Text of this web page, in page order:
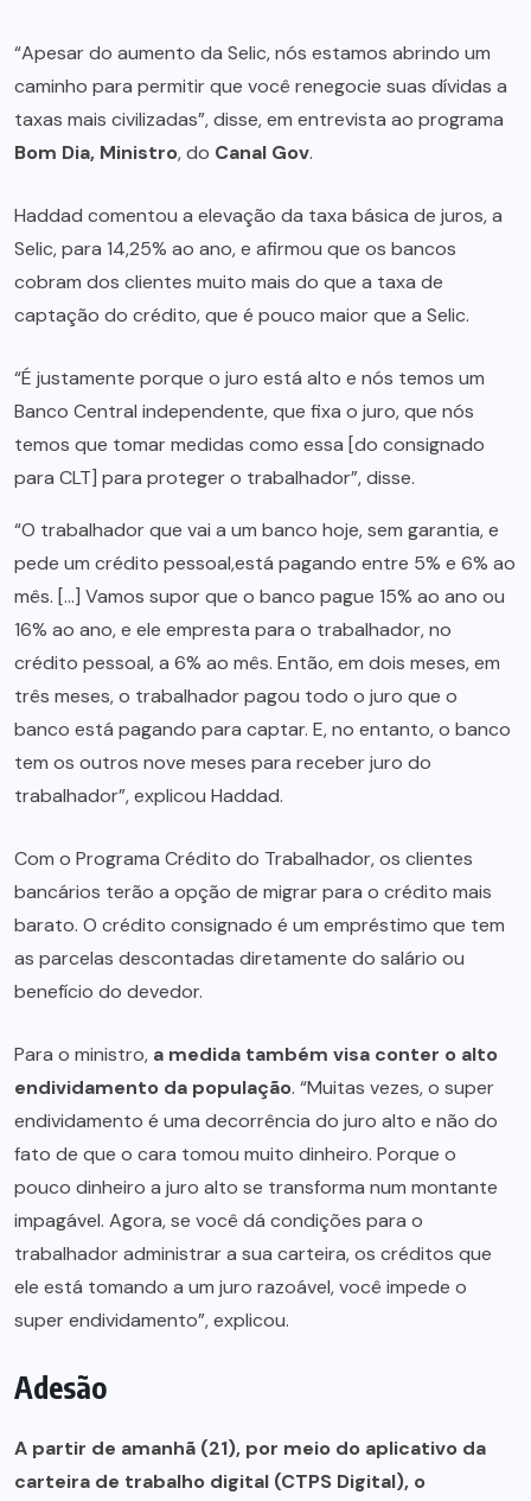
“Apesar do aumento da Selic, nós estamos abrindo um
caminho para permitir que você renegocie suas dívidas a
taxas mais civilizadas”, disse, em entrevista ao programa
Bom Dia, Ministro, do Canal Gov.
Haddad comentou a elevação da taxa básica de juros, a
Selic, para 14,25% ao ano, e afirmou que os bancos
cobram dos clientes muito mais do que a taxa de
captação do crédito, que é pouco maior que a Selic.
“É justamente porque o juro está alto e nós temos um
Banco Central independente, que fixa o juro, que nós
temos que tomar medidas como essa [do consignado
para CLT] para proteger o trabalhador”, disse.
“O trabalhador que vai a um banco hoje, sem garantia, e
pede um crédito pessoal,está pagando entre 5% e 6% ao
mês. […] Vamos supor que o banco pague 15% ao ano ou
16% ao ano, e ele empresta para o trabalhador, no
crédito pessoal, a 6% ao mês. Então, em dois meses, em
três meses, o trabalhador pagou todo o juro que o
banco está pagando para captar. E, no entanto, o banco
tem os outros nove meses para receber juro do
trabalhador”, explicou Haddad.
Com o Programa Crédito do Trabalhador, os clientes
bancários terão a opção de migrar para o crédito mais
barato. O crédito consignado é um empréstimo que tem
as parcelas descontadas diretamente do salário ou
benefício do devedor.
Para o ministro, a medida também visa conter o alto
endividamento da população. “Muitas vezes, o super
endividamento é uma decorrência do juro alto e não do
fato de que o cara tomou muito dinheiro. Porque o
pouco dinheiro a juro alto se transforma num montante
impagável. Agora, se você dá condições para o
trabalhador administrar a sua carteira, os créditos que
ele está tomando a um juro razoável, você impede o
super endividamento”, explicou.
Adesão
A partir de amanhã (21), por meio do aplicativo da
carteira de trabalho digital (CTPS Digital), o